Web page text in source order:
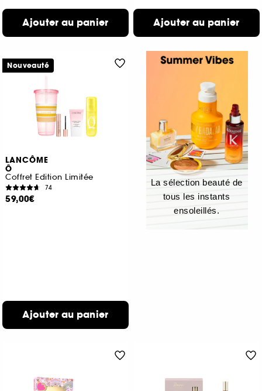
Ajouter au panier Ajouter au panier
LANCÔME
Ô
Coffret Edition Limitée
74
59,00€
Ajouter au panier
Nouveauté
La sélection beauté de
tous les instants
ensoleillés.